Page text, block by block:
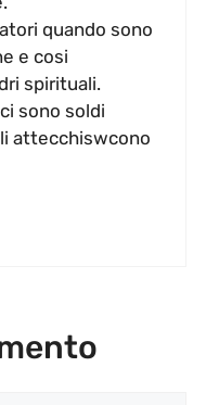
quando sono
e cosi
spirituali.
sono soldi
attecchiswcono